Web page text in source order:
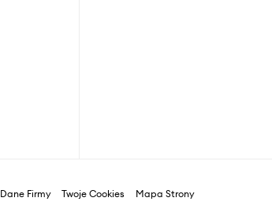
Dane Firmy Twoje Cookies Mapa Strony